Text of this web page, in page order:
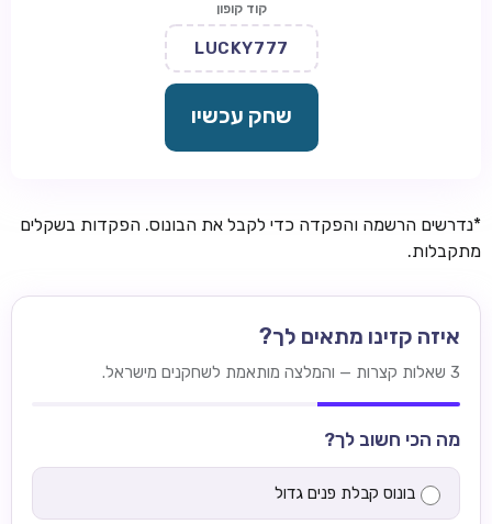
קוד קופון
LUCKY777
שחק עכשיו
*נדרשים הרשמה והפקדה כדי לקבל את הבונוס. הפקדות בשקלים
מתקבלות.
איזה קזינו מתאים לך?
3 שאלות קצרות — והמלצה מותאמת לשחקנים מישראל.
מה הכי חשוב לך?
בונוס קבלת פנים גדול